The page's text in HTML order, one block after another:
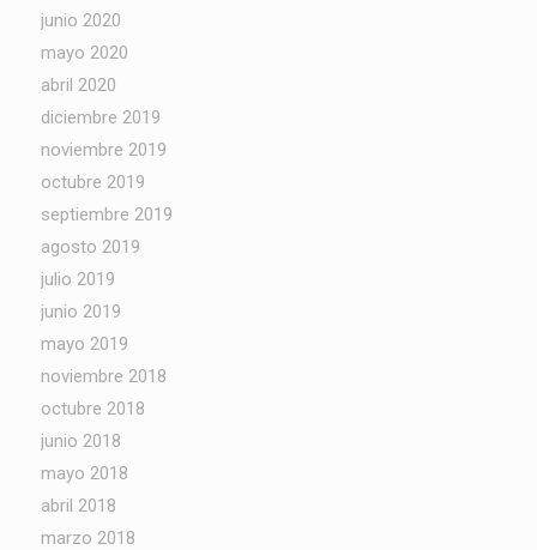
junio 2020
mayo 2020
abril 2020
diciembre 2019
noviembre 2019
octubre 2019
septiembre 2019
agosto 2019
julio 2019
junio 2019
mayo 2019
noviembre 2018
octubre 2018
junio 2018
mayo 2018
abril 2018
marzo 2018